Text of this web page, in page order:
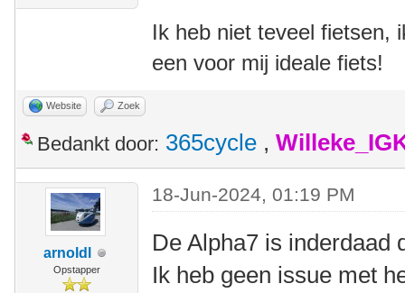
Ik heb niet teveel fietsen,
een voor mij ideale fiets!
Website Zoek
Bedankt door: 365cycle ,
arnoldl
Opstapper
18-Jun-2024, 01:19 PM
De Alpha7 is inderdaad
Ik heb geen issue met